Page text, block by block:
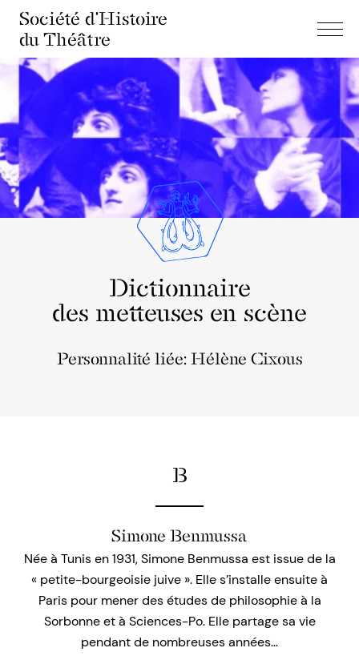
Société d'Histoire
du Théâtre
Dictionnaire
des metteuses en scène
Personnalité liée: Hélène Cixous
B
Simone Benmussa
Née à Tunis en 1931, Simone Benmussa est issue de la
« petite-bourgeoisie juive ». Elle s’installe ensuite à
Paris pour mener des études de philosophie à la
Sorbonne et à Sciences-Po. Elle partage sa vie
pendant de nombreuses années…